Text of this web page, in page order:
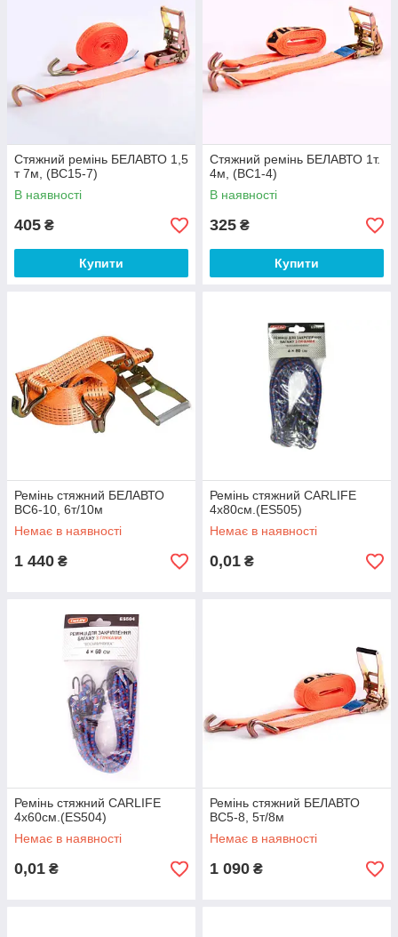
Стяжний ремінь БЕЛАВТО 1,5
т 7м, (BC15-7)
В наявності
405 ₴
Купити
Стяжний ремінь БЕЛАВТО 1т.
4м, (BC1-4)
В наявності
325 ₴
Купити
Ремінь стяжний БЕЛАВТО
BC6-10, 6т/10м
Немає в наявності
1 440 ₴
Ремінь стяжний CARLIFE
4х80см.(ES505)
Немає в наявності
0,01 ₴
Ремінь стяжний CARLIFE
4х60см.(ES504)
Немає в наявності
0,01 ₴
Ремінь стяжний БЕЛАВТО
BC5-8, 5т/8м
Немає в наявності
1 090 ₴